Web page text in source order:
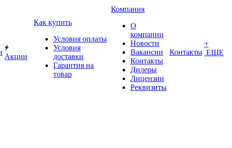
Акции
Как купить
Условия оплаты
Условия
доставки
Гарантия на
товар
Компания
О
компании
Новости
Вакансии
Контакты
Дилеры
Лицензии
Реквизиты
Контакты
+
ЕЩЕ